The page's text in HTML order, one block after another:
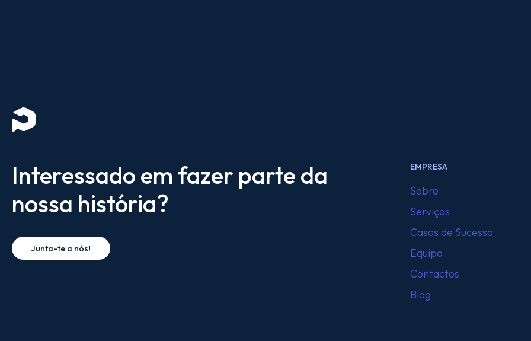
Interessado em fazer parte da
nossa história?
Junta-te a nós!
EMPRESA
Sobre
Serviços
Casos de Sucesso
Equipa
Contactos
Blog